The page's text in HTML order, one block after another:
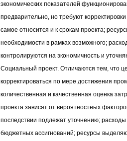
экономических показателей
предварительно, но требуют
самое относится и к срокам проекта;
необходимости в рамках возможного;
контролируются на экономичность и
Социальный проект. Отличаются тем, что
корректироваться по мере достижения
количественная и качественная оценка
проекта зависят от вероятностных
последствии подлежат уточнению; расходы
бюджетных ассигнований; ресурсы